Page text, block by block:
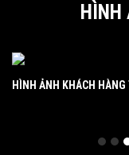
HÌNH
HÌNH ẢNH KHÁCH
HÌNH ẢNH KHÁCH